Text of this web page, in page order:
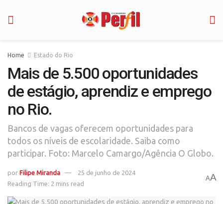
Home Estado do Rio
Mais de 5.500 oportunidades
de estágio, aprendiz e emprego
no Rio.
Bancos de vagas oferecem oportunidades para
todos os níveis de escolaridade. Saiba como
participar. Foto: Marcelo Camargo/Agência O Globo.
por Filipe Miranda
25 de junho de 2024
Reading Time: 2 mins read
AA